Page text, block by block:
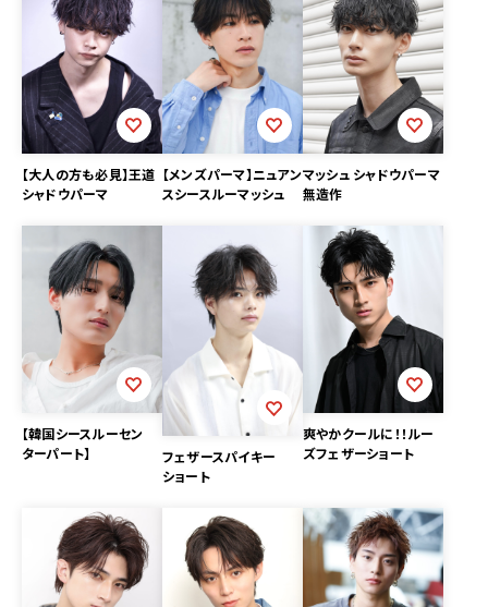
【大人の方も必見】王道
シャドウパーマ
【メンズパーマ】ニュアン
スシースルーマッシュ
マッシュ シャドウパーマ
無造作
【韓国シースルーセン
ターパート】
フェザースパイキー
ショート
爽やかクールに！！ルー
ズフェザーショート